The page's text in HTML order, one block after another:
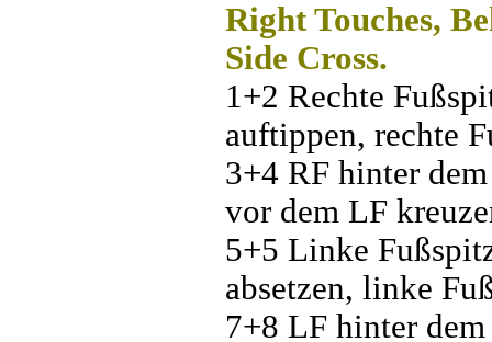
Right Touches,
Side Cross.
1+2 Rechte
auftippen, rechte
3+4 RF hinter
vor dem LF
5+5 Linke
absetzen, linke
7+8 LF hinter